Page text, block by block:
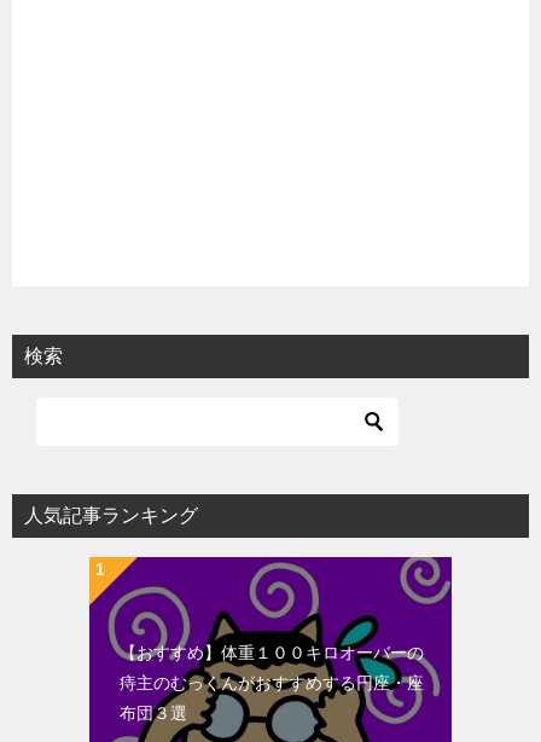
検索
人気記事ランキング
【おすすめ】体重１００キロオーバーの
痔主のむっくんがおすすめする円座・座
布団３選